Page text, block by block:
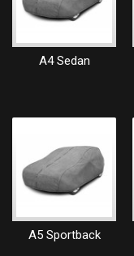
A4 Sedan
A5 Sportback